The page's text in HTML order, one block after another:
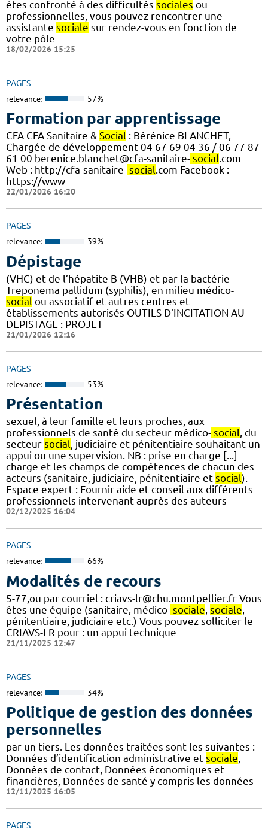
êtes confronté à des difficultés sociales ou
professionnelles, vous pouvez rencontrer une
assistante sociale sur rendez-vous en fonction de
votre pôle
18/02/2026 15:25
PAGES
relevance: 57%
Formation par apprentissage
CFA CFA Sanitaire & Social : Bérénice BLANCHET,
Chargée de développement 04 67 69 04 36 / 06 77 87
61 00 berenice.blanchet@cfa-sanitaire- social.com
Web : http://cfa-sanitaire- social.com Facebook :
https://www
22/01/2026 16:20
PAGES
relevance: 39%
Dépistage
(VHC) et de l’hépatite B (VHB) et par la bactérie
Treponema pallidum (syphilis), en milieu médico-
social ou associatif et autres centres et
établissements autorisés OUTILS D'INCITATION AU
DEPISTAGE : PROJET
21/01/2026 12:16
PAGES
relevance: 53%
Présentation
sexuel, à leur famille et leurs proches, aux
professionnels de santé du secteur médico- social, du
secteur social, judiciaire et pénitentiaire souhaitant un
appui ou une supervision. NB : prise en charge [...]
charge et les champs de compétences de chacun des
acteurs (sanitaire, judiciaire, pénitentiaire et social).
Espace expert : Fournir aide et conseil aux différents
professionnels intervenant auprès des auteurs
02/12/2025 16:04
PAGES
relevance: 66%
Modalités de recours
5-77,ou par courriel : criavs-lr@chu.montpellier.fr Vous
êtes une équipe (sanitaire, médico- sociale, sociale,
pénitentiaire, judiciaire etc.) Vous pouvez solliciter le
CRIAVS-LR pour : un appui technique
21/11/2025 12:47
PAGES
relevance: 34%
Politique de gestion des données
personnelles
par un tiers. Les données traitées sont les suivantes :
Données d’identification administrative et sociale,
Données de contact, Données économiques et
financières, Données de santé y compris les données
12/11/2025 16:05
PAGES